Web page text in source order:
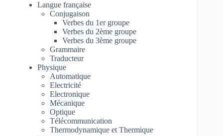
Langue française
Conjugaison
Verbes du 1er groupe
Verbes du 2ème groupe
Verbes du 3ème groupe
Grammaire
Traducteur
Physique
Automatique
Electricité
Electronique
Mécanique
Optique
Télécommunication
Thermodynamique et Thermique